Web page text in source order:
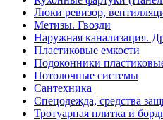
Люки ревизор,
Метизы. Гвозди
Наружная канализация.
Пластиковые емкости
Подоконники
Потолочные системы
Сантехника
Спецодежда, средства
Тротуарная плитка и